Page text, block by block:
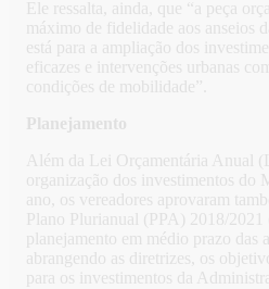
Ele ressalta, ainda, que “a peça
máximo de fidelidade aos anseios
está para a ampliação dos
eficazes e intervenções urbanas
condições de mobilidade”.
Planejamento
Além da Lei Orçamentária Anual
organização dos investimentos do
ano, os vereadores aprovaram
Plano Plurianual (PPA) 2018/
planejamento em médio prazo das
abrangendo as diretrizes, os
para os investimentos da